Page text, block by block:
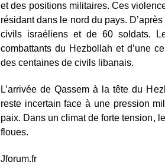
et des positions militaires. Ces
résidant dans le nord du pays.
civils israéliens et de 60 soldats.
combattants du Hezbollah et d’une
des centaines de civils libanais.
L’arrivée de Qassem à la tête du
reste incertain face à une pression
paix. Dans un climat de forte tension,
floues.
Jforum.fr